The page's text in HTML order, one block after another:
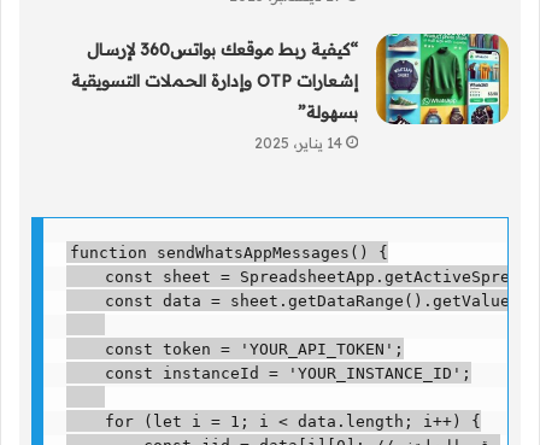
“كيفية ربط موقعك بواتس360 لإرسال
إشعارات OTP وإدارة الحملات التسويقية
بسهولة”
14 يناير، 2025
function sendWhatsAppMessages() {
const sheet =
const data =
    const token = 'YOUR_API_TOKEN';
    const instanceId = 'YOUR_INSTANCE_ID';
    for (let i = 1; i < data.length; i++) {